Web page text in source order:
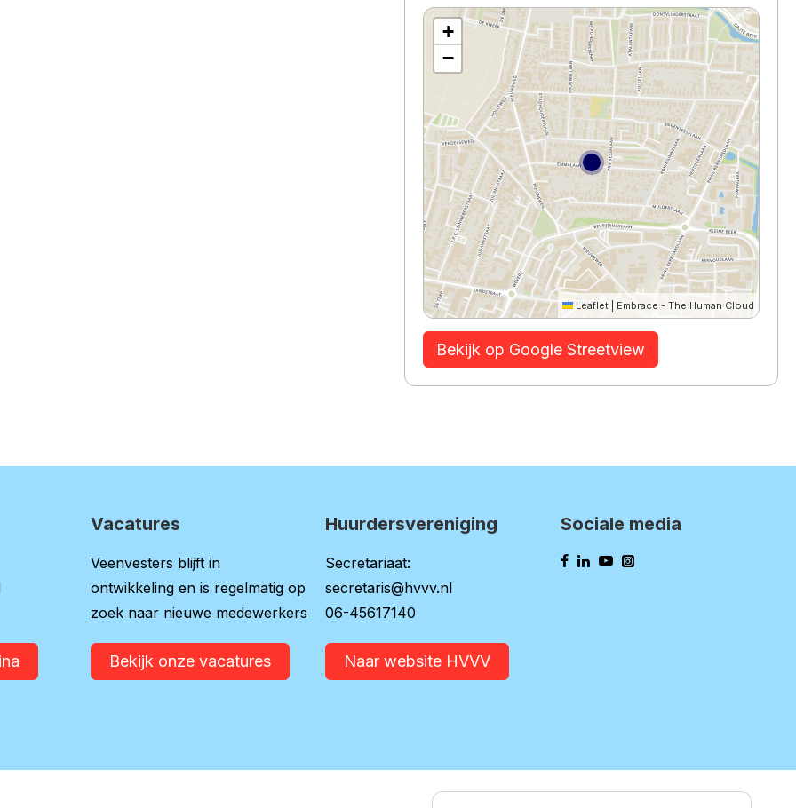
+
−
Leaflet Embrace - The Human Cloud
Bekijk op Google Streetview
Vacatures
Veenvesters blijft in
ontwikkeling en is regelmatig op
zoek naar nieuwe medewerkers
Bekijk onze vacatures
Huurdersvereniging
Secretariaat:
secretaris@hvvv.nl
06-45617140
Naar website HVVV
Sociale media